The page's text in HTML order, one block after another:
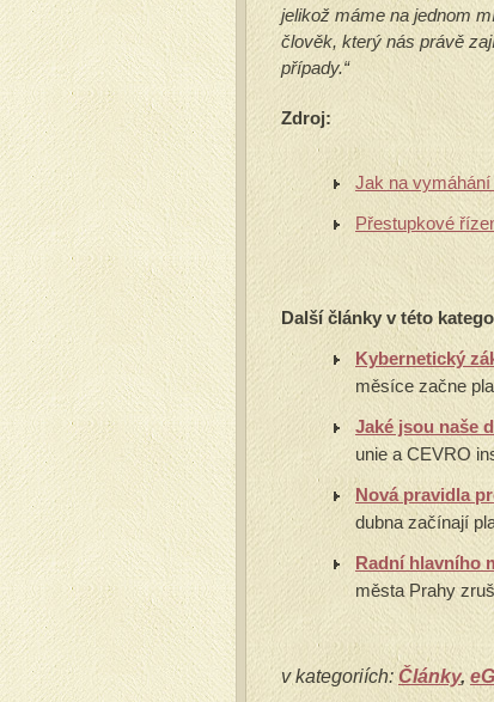
jelikož máme na jednom
člověk, který nás právě
případy.“
Zdroj:
Jak na
Přestupkové
Další články v této
Kybernetický
měsíce začne
Jaké jsou naše
unie a CEVRO
Nová pravidla
dubna začínají
Radní hlavního
města Prahy
v kategoriích: Články,